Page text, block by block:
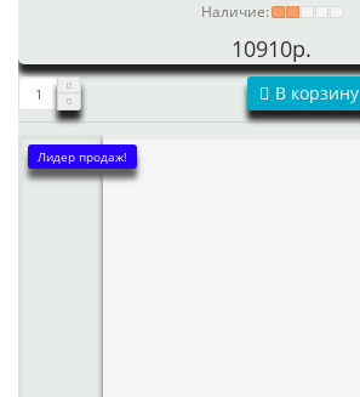
Наличие:
10910р.
В корзину
Лидер продаж!